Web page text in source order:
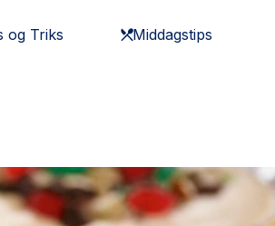
og Triks Middagstips